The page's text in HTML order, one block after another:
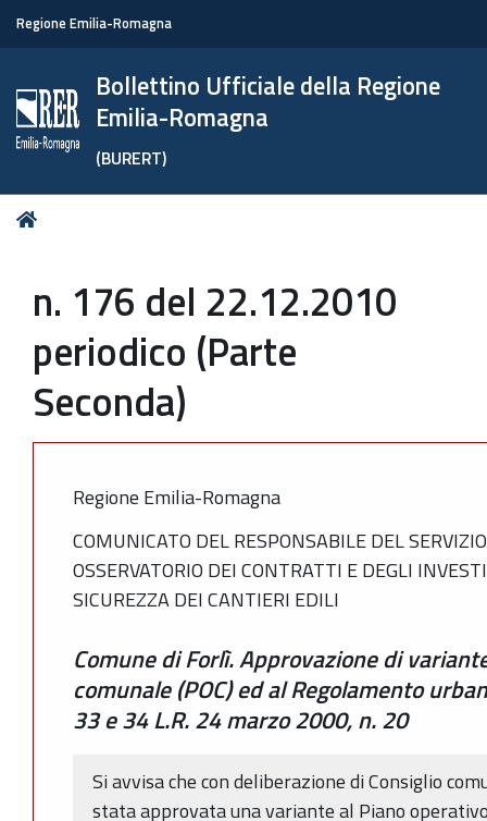
Regione Emilia-Romagna
Bollettino Ufficiale della Regione
Emilia-Romagna
(BURERT)
Tu
n. 176 del 22.12.2010
periodico (Parte
Seconda)
Regione Emilia-Romagna
COMUNICATO DEL RESPONSABILE DEL
OSSERVATORIO DEI CONTRATTI E DEGLI
SICUREZZA DEI CANTIERI EDILI
Comune di Forlì. Approvazione di
comunale (POC) ed al Regolamento
33 e 34 L.R. 24 marzo 2000, n. 20
Si avvisa che con deliberazione di Consiglio
stata approvata una variante al Piano